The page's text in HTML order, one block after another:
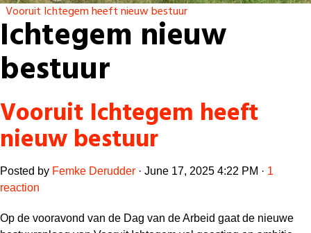
Vooruit Ichtegem heeft nieuw bestuur
Ichtegem nieuw
bestuur
Vooruit Ichtegem heeft
nieuw bestuur
Posted by Femke Derudder · June 17, 2025 4:22 PM · 1
reaction
Op de vooravond van de Dag van de Arbeid gaat de nieuwe